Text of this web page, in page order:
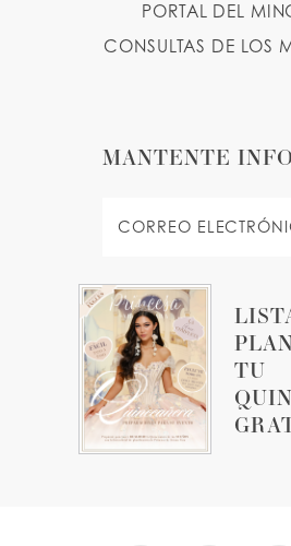
TU
PORTAL DEL
CONSULTAS DE LOS
MANTENTE